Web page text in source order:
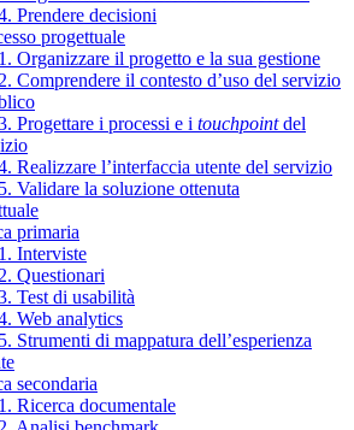
Prendere decisioni
progettuale
Organizzare il progetto e la sua gestione
Comprendere il contesto d’uso del servizio
Progettare i processi e i touchpointdel
Realizzare l’interfaccia utente del servizio
Validare la soluzione ottenuta
primaria
Interviste
Questionari
Test di usabilità
Web analytics
Strumenti di mappatura dell’esperienza
secondaria
Ricerca documentale